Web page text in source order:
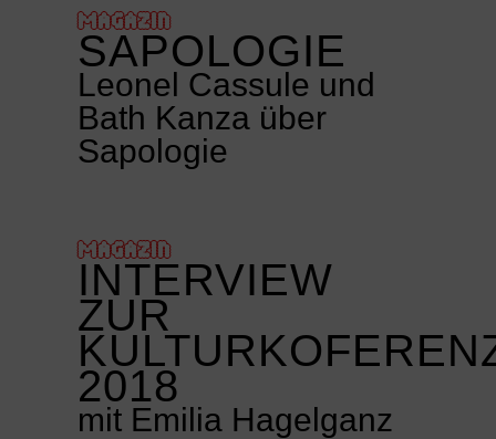
MAGAZIN
SAPOLOGIE
Leonel Cassule und
Bath Kanza über
Sapologie
MAGAZIN
INTERVIEW
ZUR
2018
mit Emilia Hagelganz